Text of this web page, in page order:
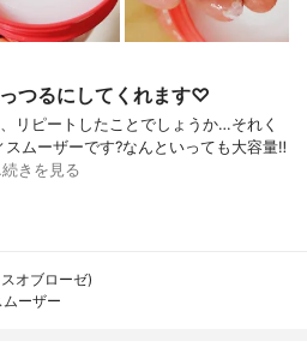
つるにしてくれます♡
リピートしたことでしょうか…それく
ムーザーです?なんといっても大容量‼️
続きを見る
オブローゼ)
ーザー